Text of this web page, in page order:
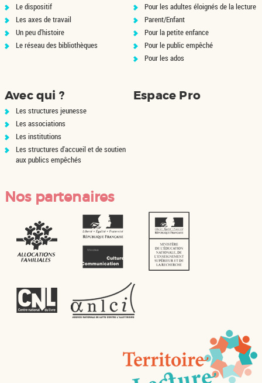
Le dispositif
Les axes de travail
Un peu d'histoire
Le réseau des bibliothèques
Pour les adultes éloignés de la lecture
Parent/Enfant
Pour la petite enfance
Pour le public empêché
Pour les ados
Avec qui ?
Les structures jeunesse
Les associations
Les institutions
Les structures d'accueil et de soutien
aux publics empêchés
Espace Pro
Nos partenaires